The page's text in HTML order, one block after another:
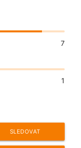
7
1
SLEDOVAT